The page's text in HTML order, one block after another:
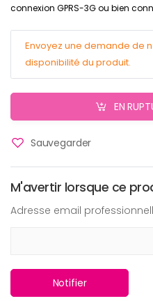
connexion GPRS-3G ou bien
Envoyez une demande de
disponibilité du produit.
EN
Sauvegarder
M'avertir lorsque ce
Adresse email
Notifier